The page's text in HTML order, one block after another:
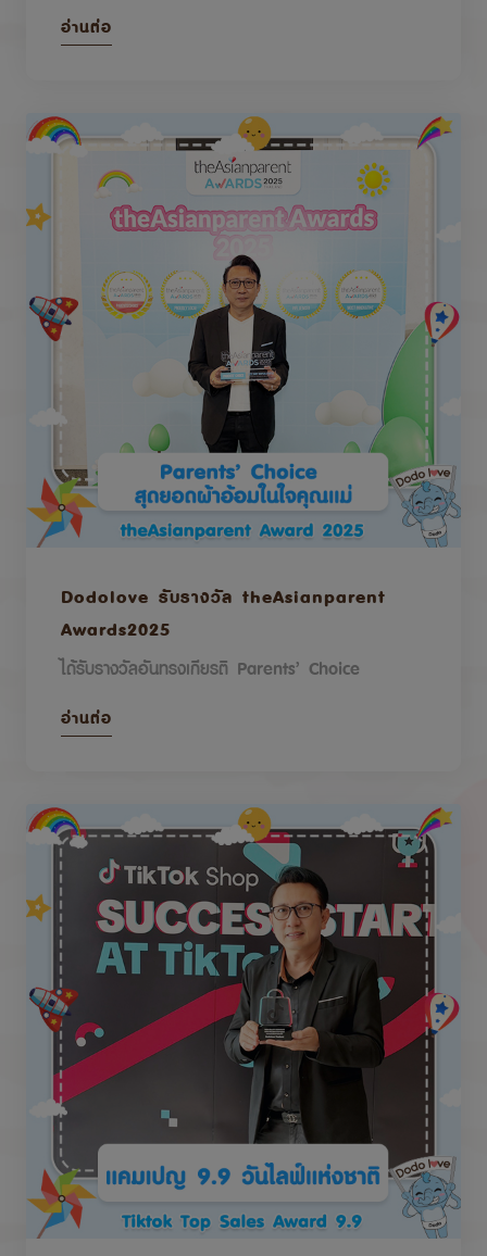
อ่านต่อ
Dodolove รับรางวัล theAsianparent
Awards2025
ได้รับรางวัลอันทรงเกียรติ Parents’ Choice
อ่านต่อ